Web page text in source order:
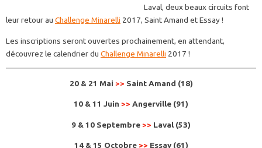
Laval, deux beaux circuits font
leur retour au Challenge Minarelli 2017, Saint Amand et Essay !
Les inscriptions seront ouvertes prochainement, en attendant,
découvrez le calendrier du Challenge Minarelli 2017 !
20 & 21 Mai >> Saint Amand (18)
10 & 11 Juin >> Angerville (91)
9 & 10 Septembre>> Laval (53)
14 & 15 Octobre>> Essay (61)